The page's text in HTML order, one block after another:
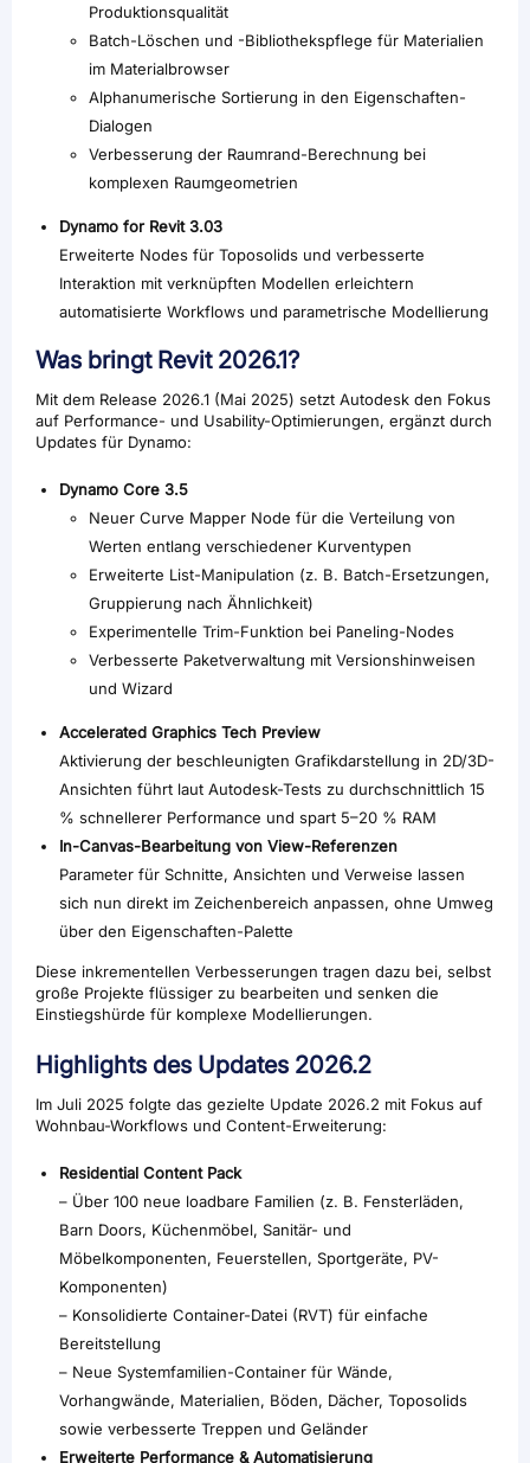
Produktionsqualität
Batch-Löschen und -Bibliothekspflege für Materialien
im Materialbrowser
Alphanumerische Sortierung in den Eigenschaften-
Dialogen
Verbesserung der Raumrand-Berechnung bei
komplexen Raumgeometrien
Dynamo for Revit 3.03
Erweiterte Nodes für Toposolids und verbesserte
Interaktion mit verknüpften Modellen erleichtern
automatisierte Workflows und parametrische Modellierung
Was bringt Revit 2026.1?
Mit dem Release 2026.1 (Mai 2025) setzt Autodesk den Fokus
auf Performance- und Usability-Optimierungen, ergänzt durch
Updates für Dynamo:
Dynamo Core 3.5
Neuer Curve Mapper Node für die Verteilung von
Werten entlang verschiedener Kurventypen
Erweiterte List-Manipulation (z. B. Batch-Ersetzungen,
Gruppierung nach Ähnlichkeit)
Experimentelle Trim-Funktion bei Paneling-Nodes
Verbesserte Paketverwaltung mit Versionshinweisen
und Wizard
Accelerated Graphics Tech Preview
Aktivierung der beschleunigten Grafikdarstellung in 2D/3D-
Ansichten führt laut Autodesk-Tests zu durchschnittlich 15
% schnellerer Performance und spart 5–20 % RAM
In-Canvas-Bearbeitung von View-Referenzen
Parameter für Schnitte, Ansichten und Verweise lassen
sich nun direkt im Zeichenbereich anpassen, ohne Umweg
über den Eigenschaften-Palette
Diese inkrementellen Verbesserungen tragen dazu bei, selbst
große Projekte flüssiger zu bearbeiten und senken die
Einstiegshürde für komplexe Modellierungen.
Highlights des Updates 2026.2
Im Juli 2025 folgte das gezielte Update 2026.2 mit Fokus auf
Wohnbau-Workflows und Content-Erweiterung:
Residential Content Pack
– Über 100 neue loadbare Familien (z. B. Fensterläden,
Barn Doors, Küchenmöbel, Sanitär- und
Möbelkomponenten, Feuerstellen, Sportgeräte, PV-
Komponenten)
– Konsolidierte Container-Datei (RVT) für einfache
Bereitstellung
– Neue Systemfamilien-Container für Wände,
Vorhangwände, Materialien, Böden, Dächer, Toposolids
sowie verbesserte Treppen und Geländer
Erweiterte Performance & Automatisierung